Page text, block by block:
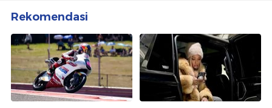
Rekomendasi